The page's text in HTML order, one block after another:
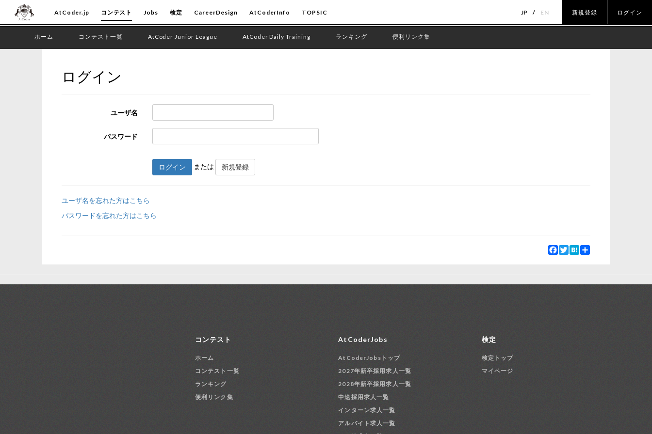
AtCoder.jp コンテスト Jobs 検定 CareerDesign AtCoderInfo TOPSIC JP EN 新規登録 ログイン
ホーム コンテスト一覧 AtCoder Junior League AtCoder Daily Training ランキング 便利リンク集
ログイン
ユーザ名
パスワード
ログイン または 新規登録
ユーザ名を忘れた方はこちら
パスワードを忘れた方はこちら
Facebook
Twitter
Hatena
コンテスト
ホーム
コンテスト一覧
ランキング
便利リンク集
AtCoderJobs
AtCoderJobsトップ
2027年新卒採用求人一覧
2028年新卒採用求人一覧
中途採用求人一覧
インターン求人一覧
アルバイト求人一覧
検定
検定トップ
マイページ